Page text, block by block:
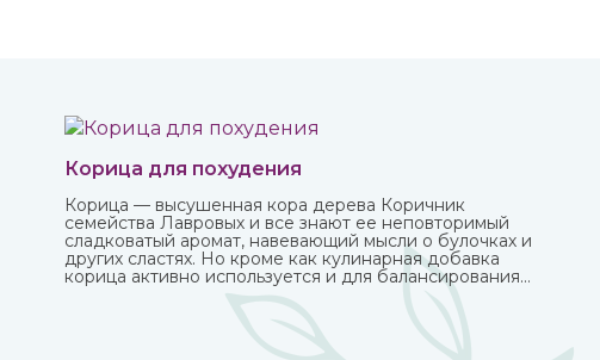
Корица для похудения
Корица — высушенная кора дерева Коричник
семейства Лавровых и все знают ее неповторимый
сладковатый аромат, навевающий мысли о булочках и
других сластях. Но кроме как кулинарная добавка
корица активно используется и для балансирования
употребления сахара и соли и похудения. Она
полезна как в виде сыпучей пряности, так и в
качестве эфирного масла. Приобрести их вы можете в
интернет-магазине ИндоКитай с доставкой по